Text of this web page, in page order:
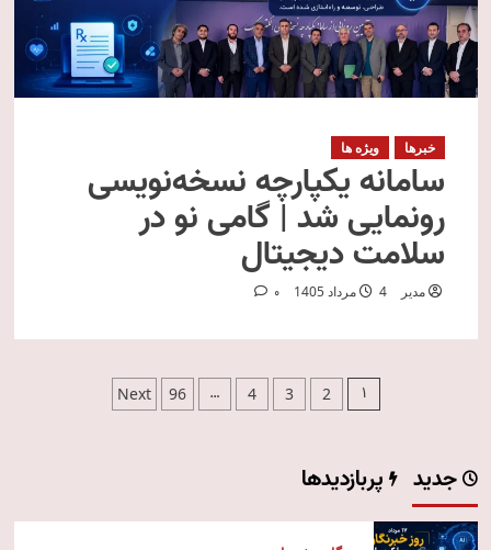
خبرها ویژه ها
سامانه یکپارچه نسخه‌نویسی
رونمایی شد | گامی نو در
سلامت دیجیتال
مدیر 4 مرداد 1405 0
صفحه‌بندی
1
2
3
4
…
96
Next
جدید پربازدیدها